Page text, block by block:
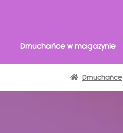
Dmuchańce w magazynie
Dmuchańce